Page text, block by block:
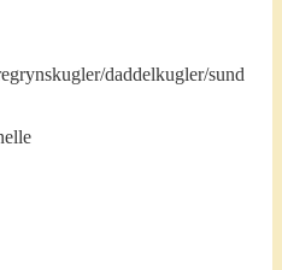
daddelkugler/sund